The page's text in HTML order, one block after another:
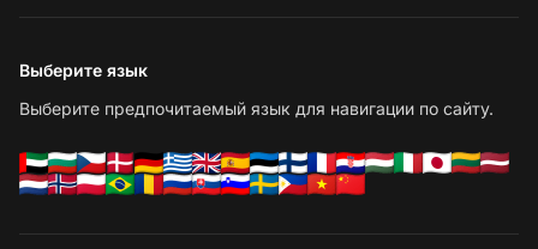
Выберите язык
Выберите предпочитаемый язык для навигации по сайту.